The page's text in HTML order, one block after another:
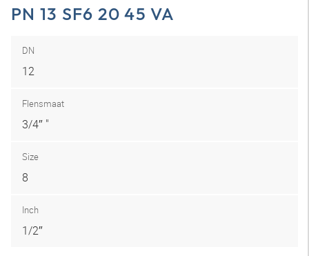
PN 13 SF6 20 45 VA
DN
12
Flensmaat
3/4″ "
Size
8
Inch
1/2″